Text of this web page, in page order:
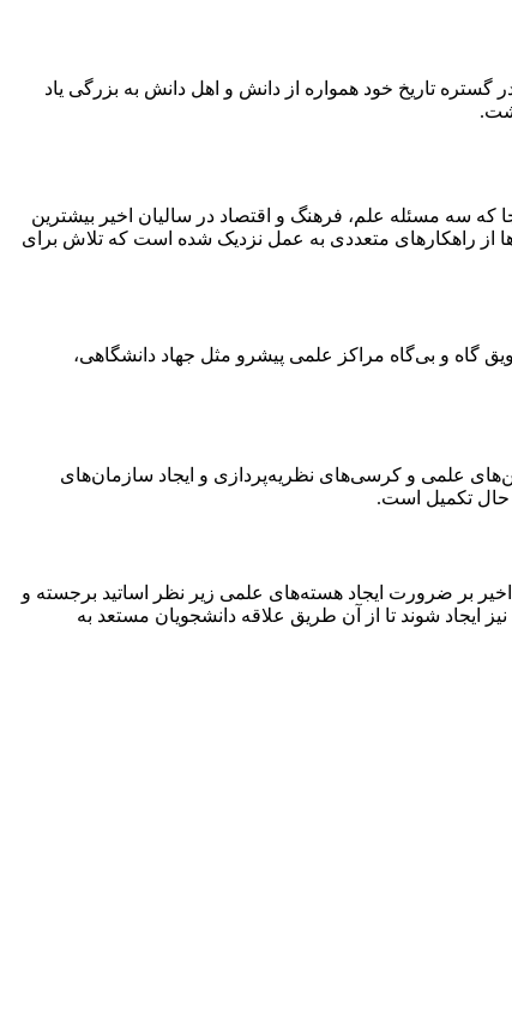
تاریخ خود همواره از دانش و اهل دانش به بزرگی یاد
سه مسئله علم، فرهنگ و اقتصاد در سالیان اخیر بیشترین
از راهکارهای متعددی به عمل نزدیک شده است که تلاش برای
گاه و بی‌گاه مراکز علمی پیشرو مثل جهاد دانشگاهی،
علمی و کرسی‌های نظریه‌پردازی و ایجاد سازمان‌های
حال تکمیل است.
بر ضرورت ایجاد هسته‌های علمی زیر نظر اساتید برجسته و
ایجاد شوند تا از آن طریق علاقه دانشجویان مستعد به